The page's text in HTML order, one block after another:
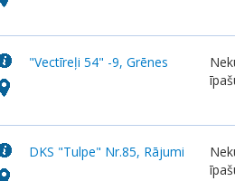
"Vectīreļi 54" -9, Grēnes
DKS "Tulpe" Nr.85, Rājumi